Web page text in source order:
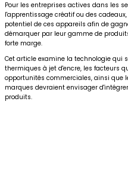
Pour les entreprises actives dans les
l'apprentissage créatif ou des
potentiel de ces appareils afin de
démarquer par leur gamme de
forte marge.
Cet article examine la technologie qui
thermiques à jet d'encre, les facteurs
opportunités commerciales, ainsi que
marques devraient envisager
produits.